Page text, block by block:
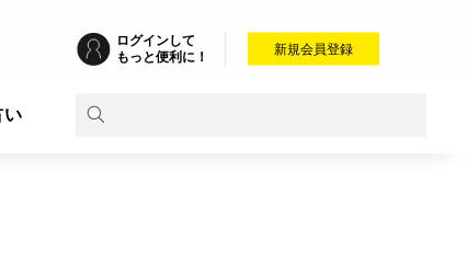
ログインして
もっと便利に！
新規会員登録
い